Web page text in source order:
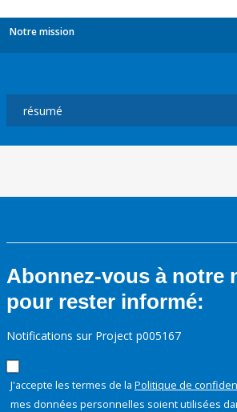
Notre mission
Abonnez-vous à notre
pour rester informé:
Notifications sur Project p005167
J'accepte les termes de la Politique de
mes données personnelles soient utilisées